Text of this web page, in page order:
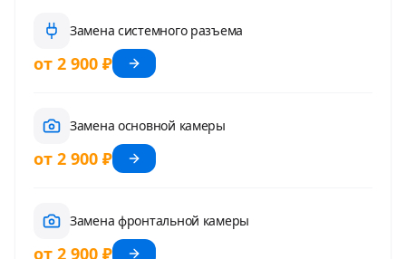
Замена системного разъема
от 2 900 ₽
Замена основной камеры
от 2 900 ₽
Замена фронтальной камеры
от 2 900 ₽